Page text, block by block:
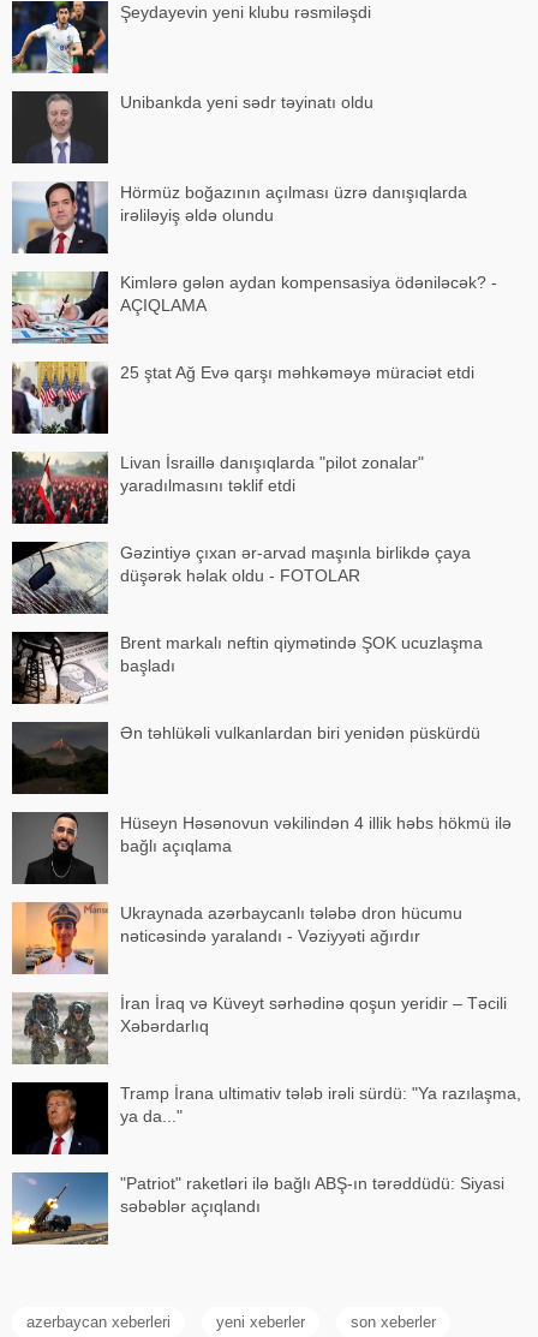
Şeydayevin yeni klubu rəsmiləşdi
Unibankda yeni sədr təyinatı oldu
Hörmüz boğazının açılması üzrə danışıqlarda
irəliləyiş əldə olundu
Kimlərə gələn aydan kompensasiya ödəniləcək? -
AÇIQLAMA
25 ştat Ağ Evə qarşı məhkəməyə müraciət etdi
Livan İsraillə danışıqlarda "pilot zonalar"
yaradılmasını təklif etdi
Gəzintiyə çıxan ər-arvad maşınla birlikdə çaya
düşərək həlak oldu - FOTOLAR
Brent markalı neftin qiymətində ŞOK ucuzlaşma
başladı
Ən təhlükəli vulkanlardan biri yenidən püskürdü
Hüseyn Həsənovun vəkilindən 4 illik həbs hökmü ilə
bağlı açıqlama
Ukraynada azərbaycanlı tələbə dron hücumu
nəticəsində yaralandı - Vəziyyəti ağırdır
İran İraq və Küveyt sərhədinə qoşun yeridir – Təcili
Xəbərdarlıq
Tramp İrana ultimativ tələb irəli sürdü: "Ya razılaşma,
ya da..."
"Patriot" raketləri ilə bağlı ABŞ-ın tərəddüdü: Siyasi
səbəblər açıqlandı
azerbaycan xeberleri yeni xeberler son xeberler